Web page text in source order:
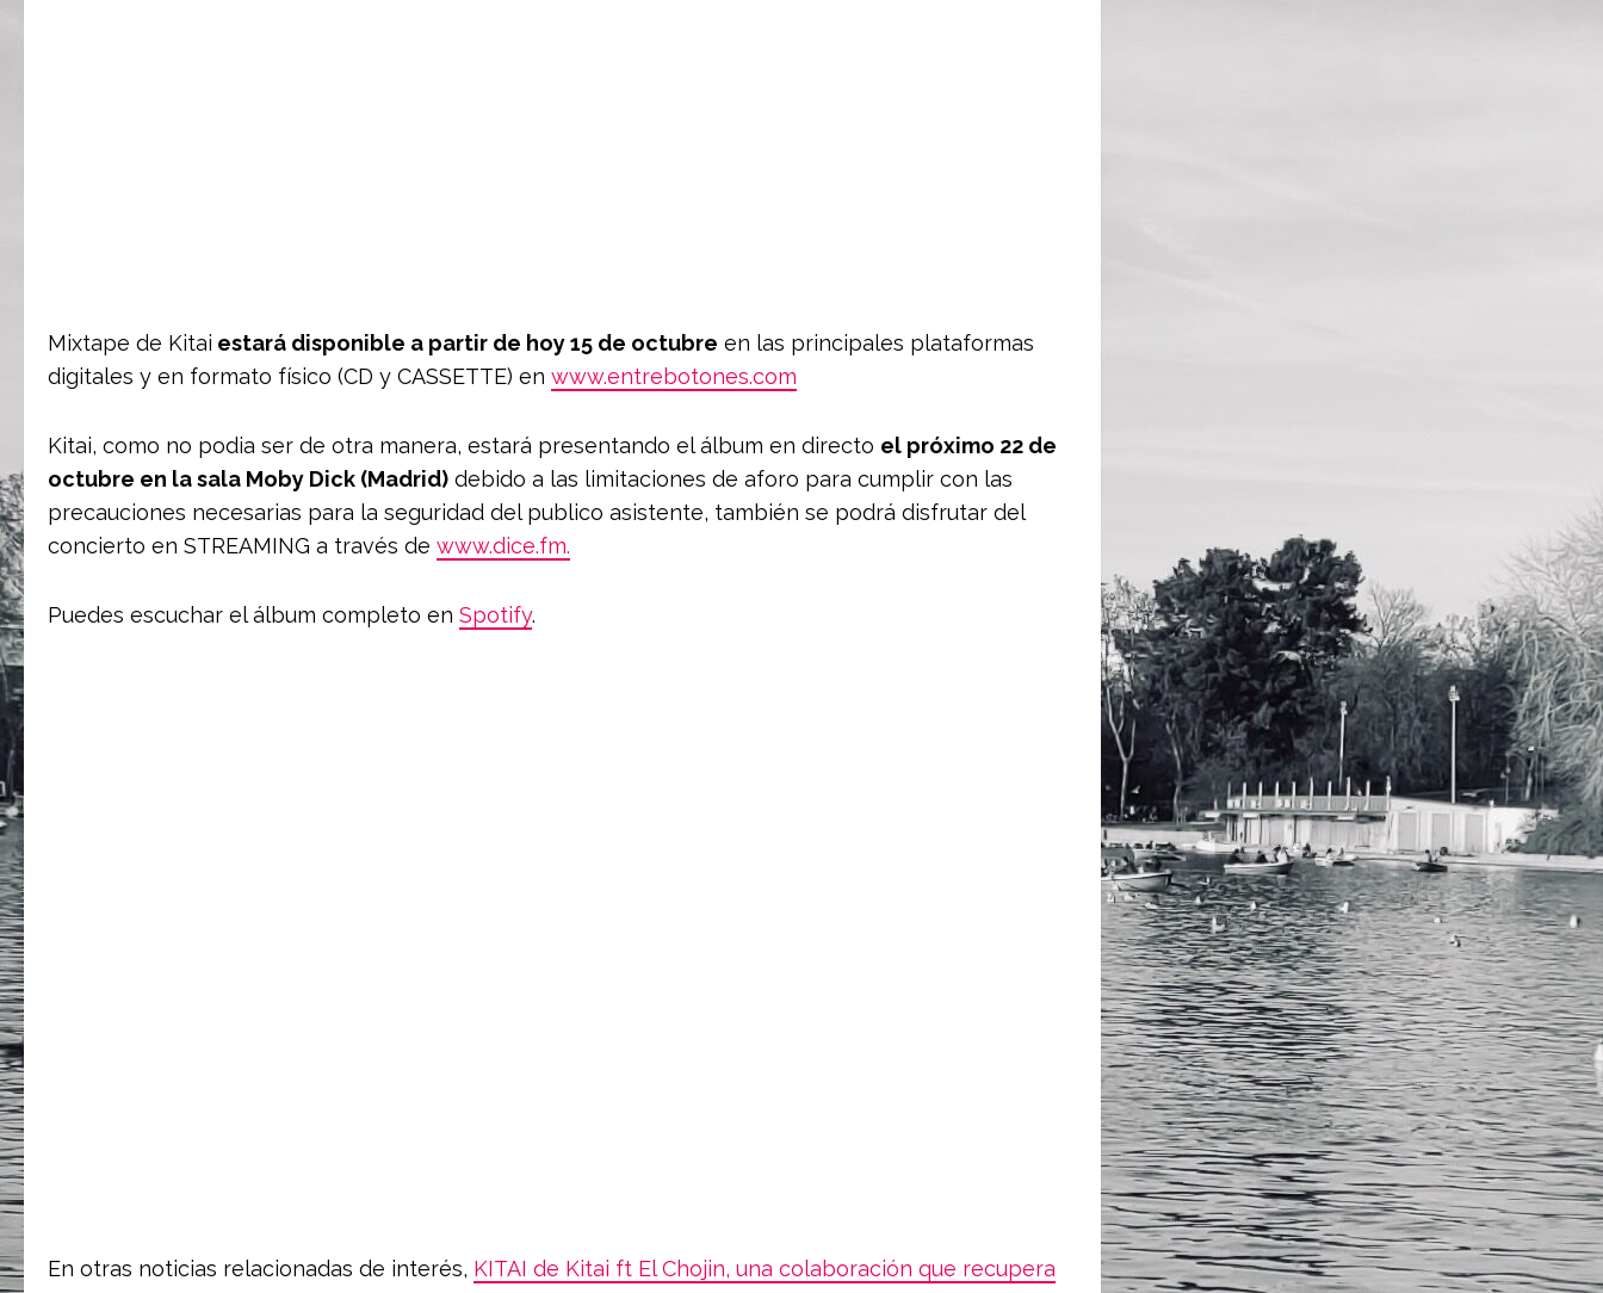
Mixtape de Kitai estará disponible a partir de hoy 15 de octubre en las principales plataformas
digitales y en formato físico (CD y CASSETTE) en www.entrebotones.com
Kitai, como no podia ser de otra manera, estará presentando el álbum en directo el próximo 22 de
octubre en la sala Moby Dick (Madrid) debido a las limitaciones de aforo para cumplir con las
precauciones necesarias para la seguridad del publico asistente, también se podrá disfrutar del
concierto en STREAMING a través de www.dice.fm.
Puedes escuchar el álbum completo en Spotify.
En otras noticias relacionadas de interés, KITAI de Kitai ft El Chojin, una colaboración que recupera